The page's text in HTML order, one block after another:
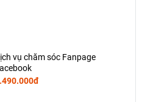
vụ chăm sóc Fanpage